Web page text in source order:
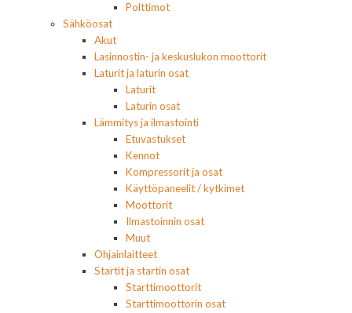
Polttimot
Sähköosat
Akut
Lasinnostin- ja keskuslukon moottorit
Laturit ja laturin osat
Laturit
Laturin osat
Lämmitys ja ilmastointi
Etuvastukset
Kennot
Kompressorit ja osat
Käyttöpaneelit / kytkimet
Moottorit
Ilmastoinnin osat
Muut
Ohjainlaitteet
Startit ja startin osat
Starttimoottorit
Starttimoottorin osat